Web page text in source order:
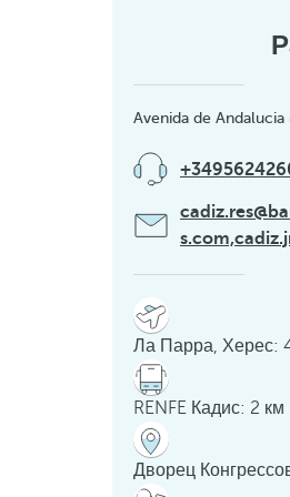
Avenida de
Ла Парра, Херес:
RENFE Кадис: 2 км
Дворец